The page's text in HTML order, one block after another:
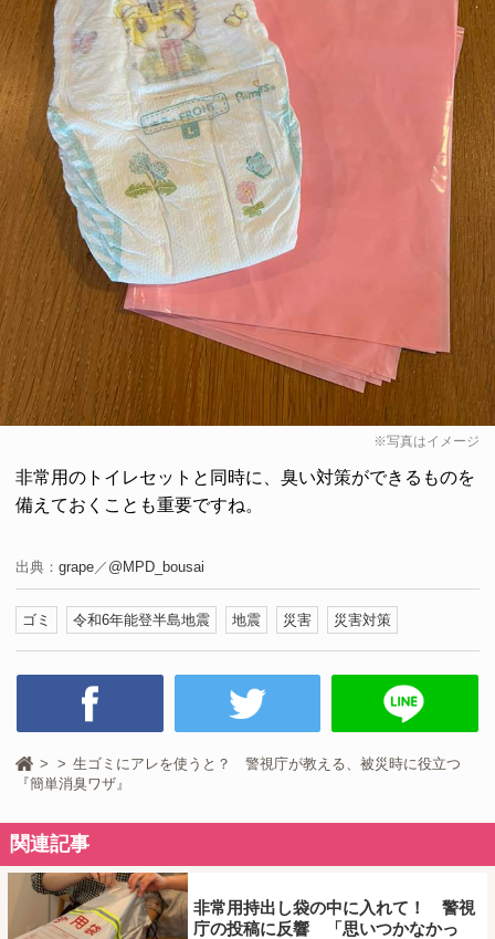
※写真はイメージ
非常用のトイレセットと同時に、臭い対策ができるものを
備えておくことも重要ですね。
出典： grape／ @MPD_bousai
ゴミ 令和6年能登半島地震 地震 災害 災害対策
生ゴミにアレを使うと？ 警視庁が教える、被災時に役立つ
『簡単消臭ワザ』
関連記事
非常用持出し袋の中に入れて！ 警視
庁の投稿に反響 「思いつかなかっ